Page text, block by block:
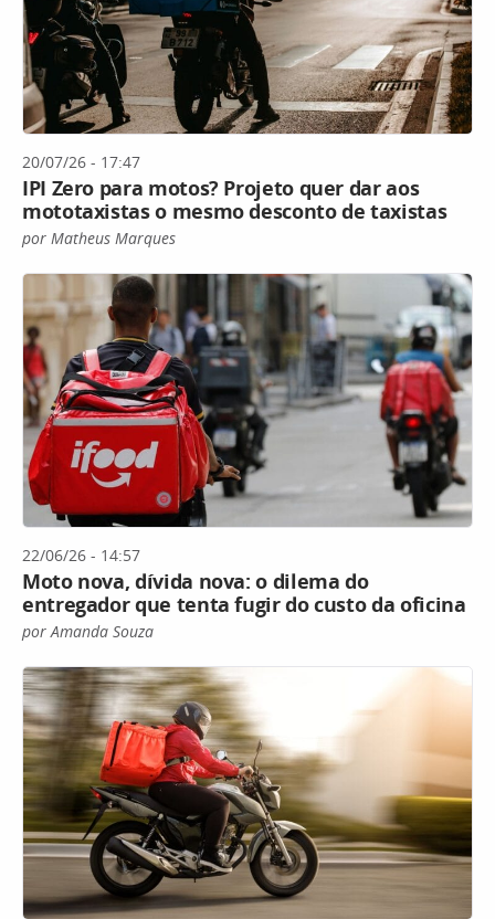
20/07/26 - 17:47
IPI Zero para motos? Projeto quer dar aos
mototaxistas o mesmo desconto de taxistas
por Matheus Marques
22/06/26 - 14:57
Moto nova, dívida nova: o dilema do
entregador que tenta fugir do custo da oficina
por Amanda Souza